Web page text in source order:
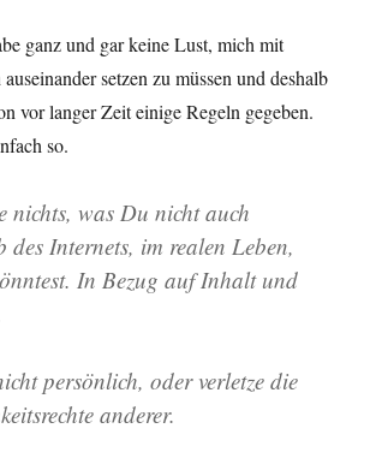
ganz und gar keine Lust, mich mit
setzen zu müssen und deshalb
vor langer Zeit einige Regeln gegeben.
so.
nichts, was Du nicht auch
des Internets, im realen Leben,
In Bezug auf Inhalt und
persönlich, oder verletze die
anderer.